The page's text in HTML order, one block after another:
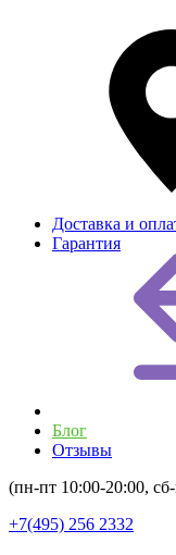
Доставка и
Гарантия
Блог
Отзывы
(пн-пт 10:00-20:00,
+7(495) 256 2332